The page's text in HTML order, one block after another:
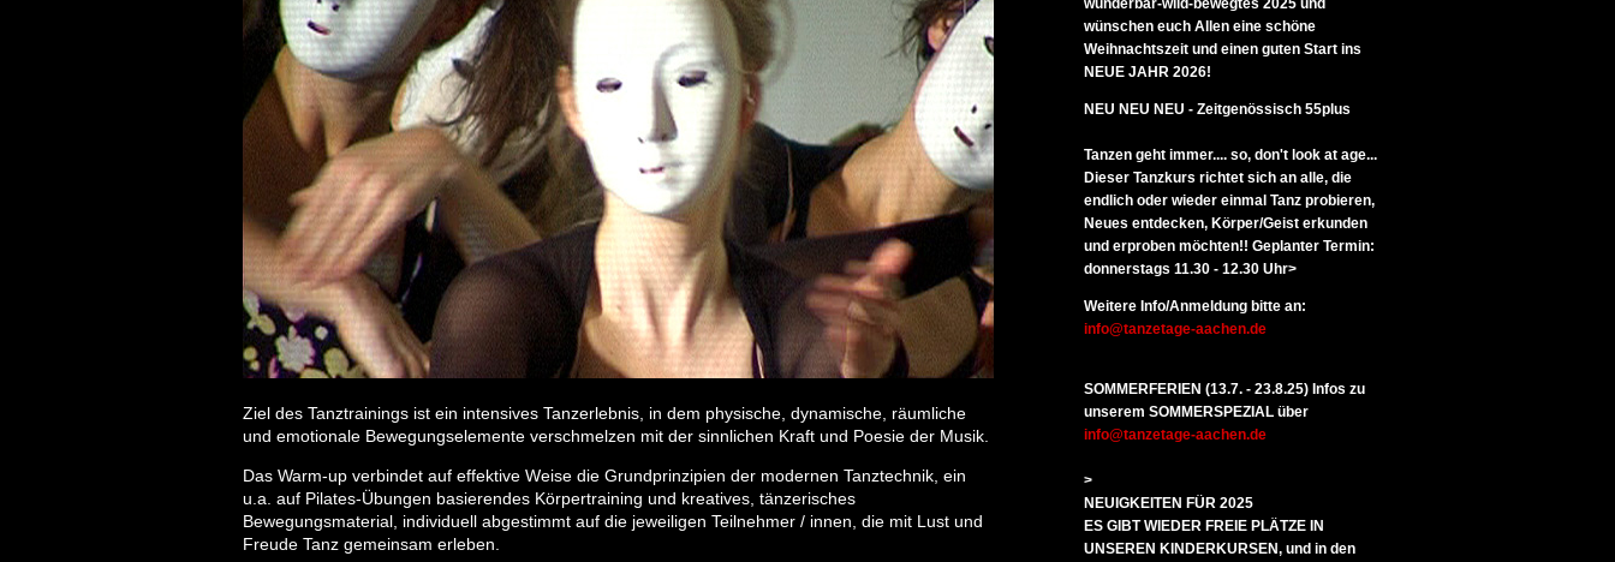
Ziel des Tanztrainings ist ein intensives Tanzerlebnis, in dem physische, dynamische, räumliche
und emotionale Bewegungselemente verschmelzen mit der sinnlichen Kraft und Poesie der Musik.
Das Warm-up verbindet auf effektive Weise die Grundprinzipien der modernen Tanztechnik, ein
u.a. auf Pilates-Übungen basierendes Körpertraining und kreatives, tänzerisches
Bewegungsmaterial, individuell abgestimmt auf die jeweiligen Teilnehmer / innen, die mit Lust und
Freude Tanz gemeinsam erleben.
wunderbar-wild-bewegtes 2025 und
wünschen euch Allen eine schöne
Weihnachtszeit und einen guten Start ins
NEUE JAHR 2026!
NEU NEU NEU - Zeitgenössisch 55plus
Tanzen geht immer.... so, don't look at age...
Dieser Tanzkurs richtet sich an alle, die
endlich oder wieder einmal Tanz probieren,
Neues entdecken, Körper/Geist erkunden
und erproben möchten!! Geplanter Termin:
donnerstags 11.30 - 12.30 Uhr>
Weitere Info/Anmeldung bitte an:
info@tanzetage-aachen.de
SOMMERFERIEN (13.7. - 23.8.25) Infos zu
unserem SOMMERSPEZIAL über
info@tanzetage-aachen.de
>
NEUIGKEITEN FÜR 2025
ES GIBT WIEDER FREIE PLÄTZE IN
UNSEREN KINDERKURSEN, und in den